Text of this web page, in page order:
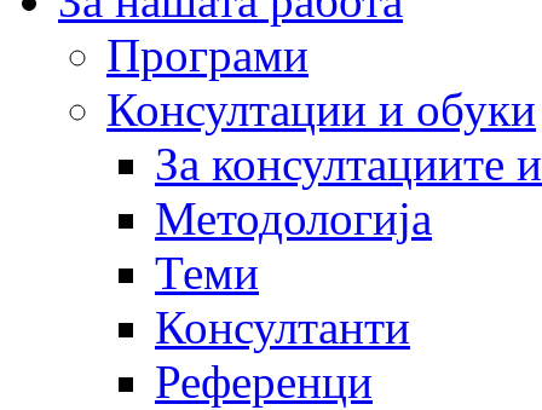
Програми
Консултации и обуки
За консултациите
Методологија
Теми
Консултанти
Референци